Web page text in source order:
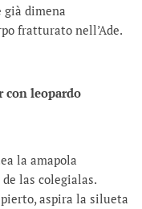
dimena
fratturato nell’Ade.
con leopardo
la amapola
las colegialas.
aspira la silueta